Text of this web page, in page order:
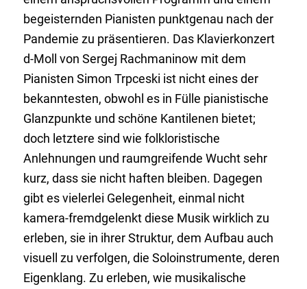
begeisternden Pianisten punktgenau nach der
Pandemie zu präsentieren. Das Klavierkonzert
d-Moll von Sergej Rachmaninow mit dem
Pianisten Simon Trpceski ist nicht eines der
bekanntesten, obwohl es in Fülle pianistische
Glanzpunkte und schöne Kantilenen bietet;
doch letztere sind wie folkloristische
Anlehnungen und raumgreifende Wucht sehr
kurz, dass sie nicht haften bleiben. Dagegen
gibt es vielerlei Gelegenheit, einmal nicht
kamera-fremdgelenkt diese Musik wirklich zu
erleben, sie in ihrer Struktur, dem Aufbau auch
visuell zu verfolgen, die Soloinstrumente, deren
Eigenklang. Zu erleben, wie musikalische